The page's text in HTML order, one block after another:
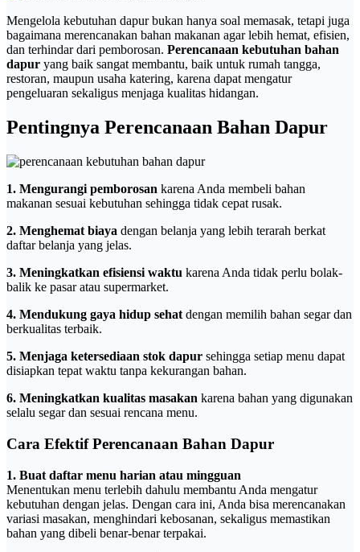
Mengelola kebutuhan dapur bukan hanya soal memasak, tetapi juga
bagaimana merencanakan bahan makanan agar lebih hemat, efisien,
dan terhindar dari pemborosan. Perencanaan kebutuhan bahan
dapur yang baik sangat membantu, baik untuk rumah tangga,
restoran, maupun usaha katering, karena dapat mengatur
pengeluaran sekaligus menjaga kualitas hidangan.
Pentingnya Perencanaan Bahan Dapur
1. Mengurangi pemborosan karena Anda membeli bahan
makanan sesuai kebutuhan sehingga tidak cepat rusak.
2. Menghemat biaya dengan belanja yang lebih terarah berkat
daftar belanja yang jelas.
3. Meningkatkan efisiensi waktu karena Anda tidak perlu bolak-
balik ke pasar atau supermarket.
4. Mendukung gaya hidup sehat dengan memilih bahan segar dan
berkualitas terbaik.
5. Menjaga ketersediaan stok dapur sehingga setiap menu dapat
disiapkan tepat waktu tanpa kekurangan bahan.
6. Meningkatkan kualitas masakan karena bahan yang digunakan
selalu segar dan sesuai rencana menu.
Cara Efektif Perencanaan Bahan Dapur
1. Buat daftar menu harian atau mingguan
Menentukan menu terlebih dahulu membantu Anda mengatur
kebutuhan dengan jelas. Dengan cara ini, Anda bisa merencanakan
variasi masakan, menghindari kebosanan, sekaligus memastikan
bahan yang dibeli benar-benar terpakai.